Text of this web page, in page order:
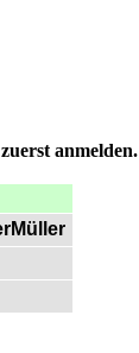
anmelden.